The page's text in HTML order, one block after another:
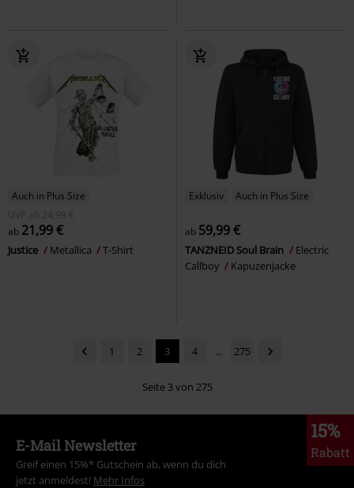
Auch in Plus Size
UVP
ab 24,99 €
ab 21,99 €
Justice Metallica T-Shirt
Exklusiv Auch in Plus Size
ab 59,99 €
TANZNEID Soul Brain
Electric
Callboy
Kapuzenjacke
1 2 3 4 ... 275
Seite 3 von 275
15%
Rabatt
E-Mail Newsletter
Greif einen 15%* Gutschein ab, wenn du dich
jetzt anmeldest! Mehr Infos